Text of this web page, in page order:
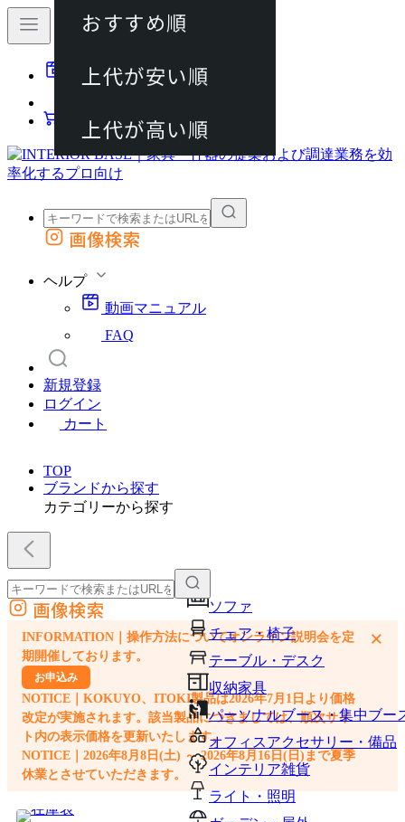
動画マニュアル
カート
外部サイトの商品をカートに追加
画像検索
ヘルプ
動画マニュアル
FAQ
新規登録
ログイン
カート
TOP
ブランドから探す
カテゴリーから探す
ソファ
チェア・椅子
テーブル・デスク
収納家具
パーソナルブース・集中ブー
オフィスアクセサリー・備品
インテリア雑貨
ライト・照明
外部サイトの商品をカートに追加
他のサイトで見つけた商品ページのURLを貼り付けて、カートに追加できます
画像検索
INFORMATION｜操作方法についてオンライン説明会を定
期開催しております。
お申込み
NOTICE｜KOKUYO、ITOKI製品は2026年7月1日より価格
改定が実施されます。該当製品につきましては、順次サイ
ト内の表示価格を更新いたします。
NOTICE｜2026年8月8日(土) ～ 2026年8月16日(日)まで夏季
休業とさせていただきます。
×
おすすめ順
上代が安い順
上代が高い順